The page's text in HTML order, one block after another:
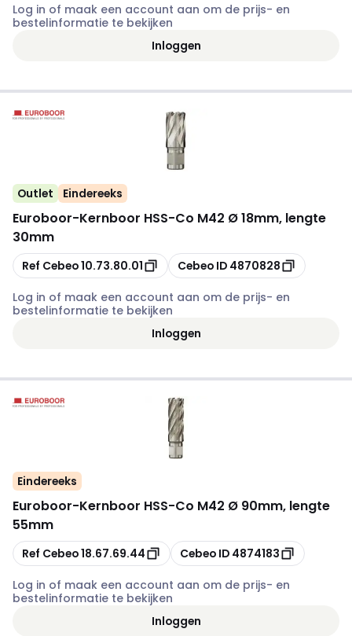
Log in of maak een account aan om de prijs- en
bestelinformatie te bekijken
Inloggen
Outlet Eindereeks
Euroboor-Kernboor HSS-Co M42 Ø 18mm, lengte
30mm
Kopiëren
Ref Cebeo10.73.80.01 Kopiëren
Cebeo ID 4870828
Log in of maak een account aan om de prijs- en
bestelinformatie te bekijken
Inloggen
Eindereeks
Euroboor-Kernboor HSS-Co M42 Ø 90mm, lengte
55mm
Kopiëren
Ref Cebeo18.67.69.44 Kopiëren
Cebeo ID 4874183
Log in of maak een account aan om de prijs- en
bestelinformatie te bekijken
Inloggen